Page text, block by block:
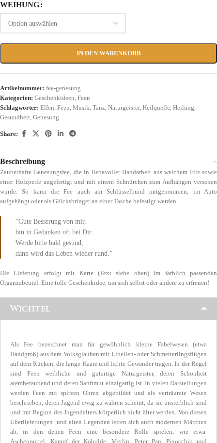
WEIHUNG
IN DEN WARENKORB
Artikelnummer: fee-genesung
Kategorien: Geschenkideen, Feen
Schlagwörter: Elfen, Feen, Musik, Tanz, Naturgeister, Heilquelle, Heilung,
Gesundheit, Genesung
Share:
Beschreibung
Zauberhafte Genesungsfee, die in liebevoller Handarbeit aus weichem Filz sowie
einer Holzperle angefertigt und mit einem Schnürchen zum Aufhängen versehen
wurde. So kann die Fee auch am Schlüsselbund mitgenommen, im Auto
aufgehängt oder als Glücksbringer an einer Tasche befestigt werden.
“Gute Besserung von mir,
bin in Gedanken oft bei Dir.
Werde bitte bald gesund,
dann wird das Leben wieder rund.”
Die Lieferung erfolgt mit Karte (Text siehe oben) im farblich passenden
Organzabeutel. Eine tolle Geschenkidee, um sich selbst oder andere zu erfreuen!
Wichtel
Als Fee bezeichnet man für gewöhnlich kleine Fabelwesen (etwa
Handgroß) aus dem Volksglauben mit Libellen- oder Schmetterlingsflügen
auf dem Rücken, die lange Haare und lichte Gewänder tragen. In der Regel
sind Feen weibliche und gutartige Naturgeister, deren Schönheit
atemberaubend und deren Sanftmut einzigartig ist. In vielen Darstellungen
werden Feen mit spitzen Ohren abgebildet und als verträumte Wesen
beschrieben, deren Jugend ewig zu währen scheint, da sie unsterblich sind
und mit Beginn des Jugendalters körperlich nicht älter werden. Von diesen
Überlieferungen und alten Legenden leiten sich auch modernen Märchen
ab, in den denen Feen eine besondere Rolle spielen, wie etwa
Aschenputtel, Kampf der Kobolde, Merlin, Peter Pan, Pinocchio und